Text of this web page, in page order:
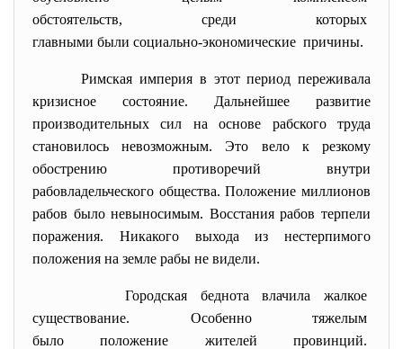
обстоятельств, среди которых
главными были социально-экономические причины.
Римская империя в этот период переживала
кризисное состояние. Дальнейшее развитие
производительных сил на основе рабского труда
становилось невозможным. Это вело к резкому
обострению противоречий внутри
рабовладельческого общества. Положение миллионов
рабов было невыносимым. Восстания рабов терпели
поражения. Никакого выхода из нестерпимого
положения на земле рабы не видели.
Городская беднота влачила жалкое
существование. Особенно тяжелым
было положение жителей провинций.